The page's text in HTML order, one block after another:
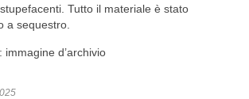
Tutto il materiale è stato
a sequestro.
immagine d’archivio